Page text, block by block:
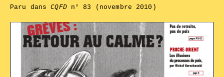
Paru dansCQFDn° 83 (novembre 2010)